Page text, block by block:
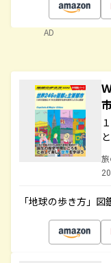
AD
「地球の歩き方」